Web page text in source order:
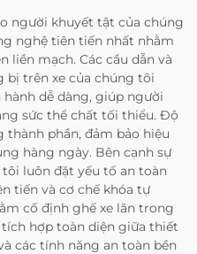
người khuyết tật của chúng
nghệ tiên tiến nhất nhằm
liền mạch. Các cầu dẫn và
bị trên xe của chúng tôi
dễ dàng, giúp người
sức thể chất tối thiểu. Độ
phần, đảm bảo hiệu
hàng ngày. Bên cạnh sự
luôn đặt yếu tố an toàn
tiến và cơ chế khóa tự
cố định ghế xe lăn trong
hợp toàn diện giữa thiết
các tính năng an toàn bền